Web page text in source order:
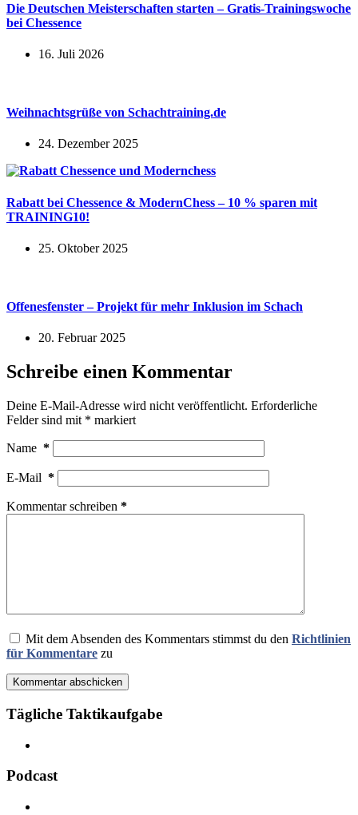
Die Deutschen Meisterschaften starten – Gratis-Trainingswoche
bei Chessence
16. Juli 2026
Weihnachtsgrüße von Schachtraining.de
24. Dezember 2025
Rabatt bei Chessence & ModernChess – 10 % sparen mit
TRAINING10!
25. Oktober 2025
Offenesfenster – Projekt für mehr Inklusion im Schach
20. Februar 2025
Schreibe einen Kommentar
Deine E-Mail-Adresse wird nicht veröffentlicht. Erforderliche
Felder sind mit * markiert
Name *
E-Mail *
Kommentar schreiben *
Mit dem Absenden des Kommentars stimmst du den Richtlinien
für Kommentare zu
Kommentar abschicken
Tägliche Taktikaufgabe
Podcast